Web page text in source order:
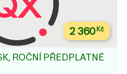
2 360Kč
ROČNÍ PŘEDPLATNÉ